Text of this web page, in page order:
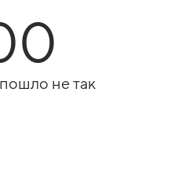
не так